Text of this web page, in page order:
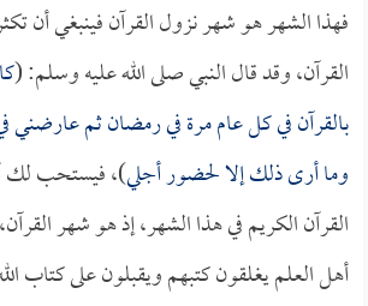
فهذا الشهر هو شهر نزول القرآن فينبغي أن
القرآن، وقد قال النبي صلى الله عليه وسلم: (
بالقرآن في كل عام مرة في رمضان ثم عارضني
وما أرى ذلك إلا لحضور أجلي)، فيستحب لك
القرآن الكريم في هذا الشهر، إذ هو شهر
أهل العلم يغلقون كتبهم ويقبلون على كتاب